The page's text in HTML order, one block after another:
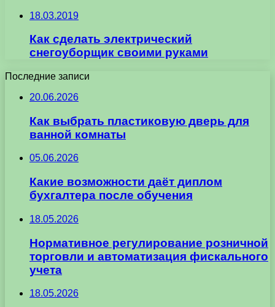
18.03.2019
Как сделать электрический
снегоуборщик своими руками
Последние записи
20.06.2026
Как выбрать пластиковую дверь для
ванной комнаты
05.06.2026
Какие возможности даёт диплом
бухгалтера после обучения
18.05.2026
Нормативное регулирование розничной
торговли и автоматизация фискального
учета
18.05.2026